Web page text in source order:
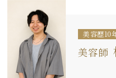
美容歴10
美容師